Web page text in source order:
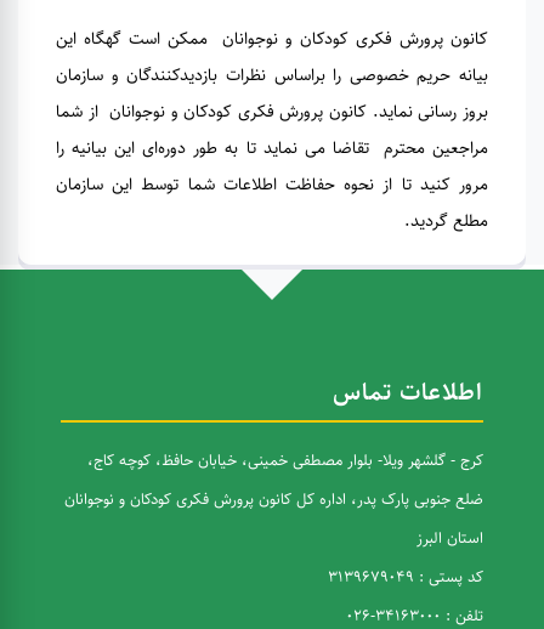
کانون پرورش فکری کودکان و نوجوانان ممکن است گهگاه این
بیانه حریم خصوصی را براساس نظرات بازدیدکنندگان و سازمان
بروز رسانی نماید. کانون پرورش فکری کودکان و نوجوانان از شما
مراجعین محترم تقاضا می نماید تا به طور دوره‌ای این بیانیه را
مرور کنید تا از نحوه حفاظت اطلاعات شما توسط این سازمان
مطلع گردید.
اطلاعات تماس
کرج - گلشهر ویلا- بلوار مصطفی خمینی، خیابان حافظ، کوچه کاج،
ضلع جنوبی پارک پدر، اداره کل کانون پرورش فکری کودکان و نوجوانان
استان البرز
کد پستی : 3139679049
تلفن : 34163000-026